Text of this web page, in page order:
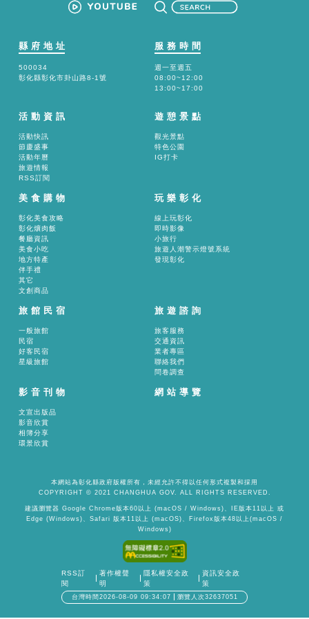
縣府地址
500034
彰化縣彰化市卦山路8-1號
服務時間
週一至週五
08:00~12:00
13:00~17:00
活動資訊
活動快訊
節慶盛事
活動年曆
旅遊情報
RSS訂閱
遊憩景點
觀光景點
特色公園
IG打卡
美食購物
彰化美食攻略
彰化爌肉飯
餐廳資訊
美食小吃
地方特產
伴手禮
其它
文創商品
玩樂彰化
線上玩彰化
即時影像
小旅行
旅遊人潮警示燈號系統
發現彰化
旅館民宿
一般旅館
民宿
好客民宿
星級旅館
旅遊諮詢
旅客服務
交通資訊
業者專區
聯絡我們
問卷調查
影音刊物
文宣出版品
影音欣賞
相簿分享
環景欣賞
網站導覽
本網站為彰化縣政府版權所有，未經允許不得以任何形式複製和採用
COPYRIGHT © 2021 CHANGHUA GOV. ALL RIGHTS RESERVED.
建議瀏覽器 Google Chrome版本60以上 (macOS / Windows)、IE版本11以上 或
Edge (Windows)、Safari 版本11以上 (macOS)、Firefox版本48以上(macOS /
Windows)
RSS訂
閱
著作權聲
明
隱私權安全政
策
資訊安全政
策
台灣時間2026-08-09 09:34:07 瀏覽人次32637051